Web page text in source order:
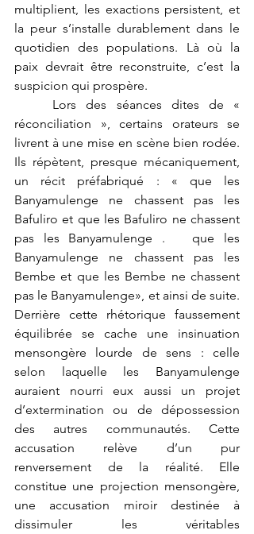
multiplient, les exactions persistent, et
la peur s’installe durablement dans le
quotidien des populations. Là où la
paix devrait être reconstruite, c’est la
suspicion qui prospère.
réconciliation », certains orateurs se
livrent à une mise en scène bien rodée.
Ils répètent, presque mécaniquement,
un récit préfabriqué : « que les
Banyamulenge ne chassent pas les
Bafuliro et que les Bafuliro ne chassent
pas les Banyamulenge .   que les
Banyamulenge ne chassent pas les
Bembe et que les Bembe ne chassent
pas le Banyamulenge», et ainsi de suite.
Derrière cette rhétorique faussement
équilibrée se cache une insinuation
mensongère lourde de sens : celle
selon laquelle les Banyamulenge
auraient nourri eux aussi un projet
d’extermination ou de dépossession
des autres communautés. Cette
accusation relève d’un pur
renversement de la réalité. Elle
constitue une projection mensongère,
une accusation miroir destinée à
dissimuler les véritables